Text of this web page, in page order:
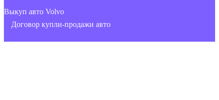
Выкуп авто Volvo
Договор купли-продажи авто